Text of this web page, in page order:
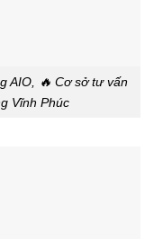
AIO, 🔥 Cơ sở tư vấn
Vĩnh Phúc